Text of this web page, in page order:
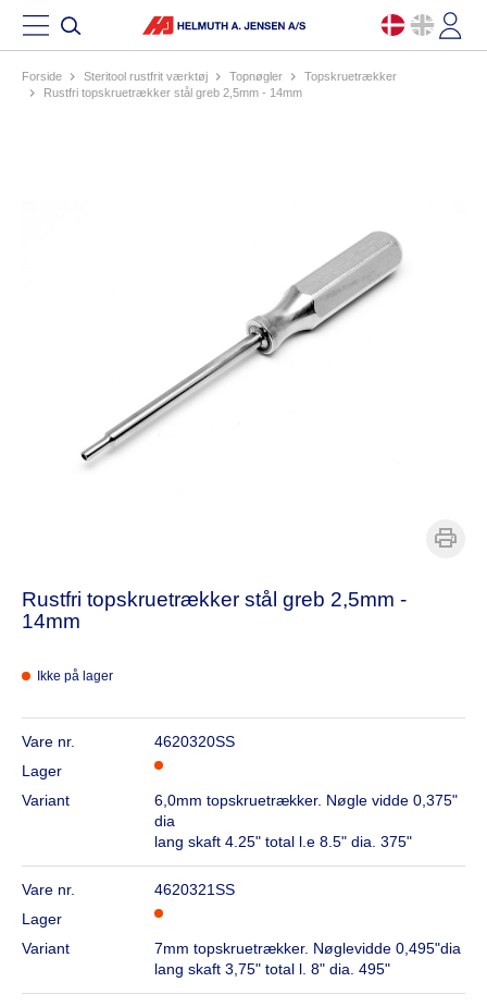
Forside steritool rustfrit værktøj topnøgler
topskruetrækker
rustfri topskruetrækker stål greb 2,5mm - 14mm
Rustfri topskruetrækker stål greb 2,5mm -
14mm
Ikke på lager
Vare nr.
4620320SS
Lager
Variant
6,0mm topskruetrækker. Nøgle vidde 0,375"
dia
lang skaft 4.25" total l.e 8.5" dia. 375"
Vare nr.
4620321SS
Lager
Variant
7mm topskruetrækker. Nøglevidde 0,495"dia
lang skaft 3,75" total l. 8" dia. 495"